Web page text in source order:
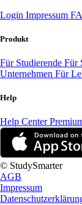
Login Impressum
Produkt
Für Studierende Für
Unternehmen Für
Help
Help Center
© StudySmarter
AGB
Impressum